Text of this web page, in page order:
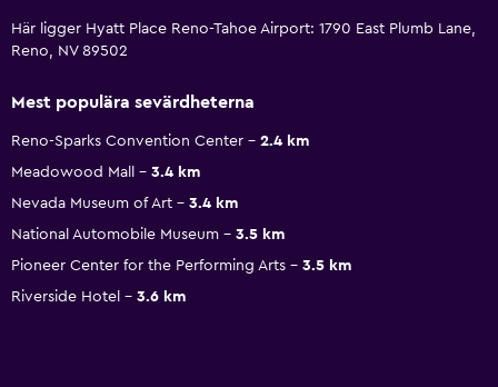
Här ligger Hyatt Place Reno-Tahoe Airport: 1790 East Plumb Lane,
Reno, NV 89502
Mest populära sevärdheterna
Reno-Sparks Convention Center
2.4 km
Meadowood Mall
3.4 km
Nevada Museum of Art
3.4 km
National Automobile Museum
3.5 km
Pioneer Center for the Performing Arts
3.5 km
Riverside Hotel
3.6 km